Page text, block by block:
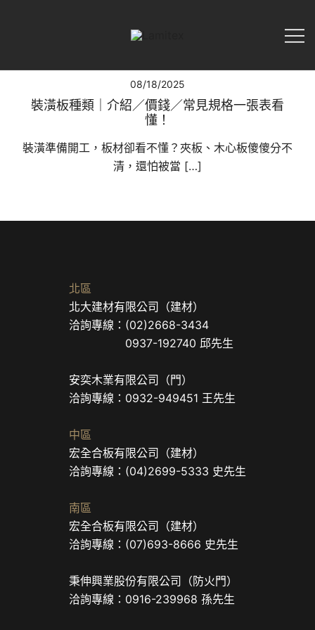
08/18/2025
裝潢板種類｜介紹／價錢／常見規格一張表看
懂！
裝潢準備開工，板材卻看不懂？夾板、木心板傻傻分不
清，還怕被當 […]
北區
北大建材有限公司（建材）
洽詢專線：(02)2668-3434
0937-192740 邱先生
安奕木業有限公司（門）
洽詢專線：0932-949451 王先生
中區
宏全合板有限公司（建材）
洽詢專線：(04)2699-5333 史先生
南區
宏全合板有限公司（建材）
洽詢專線：(07)693-8666 史先生
秉伸興業股份有限公司（防火門）
洽詢專線：0916-239968 孫先生